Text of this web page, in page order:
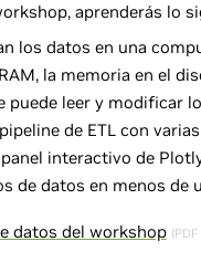
aprenderás lo
los datos en una
la memoria en el
puede leer y modificar
de ETL con
interactivo de
de datos en menos de
datos del workshop (PDF